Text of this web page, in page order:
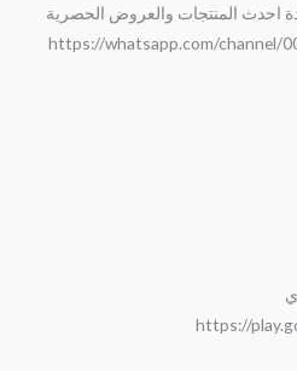
احدث المنتجات والعروض الحصرية
https://whatsapp.com/channel/
https://